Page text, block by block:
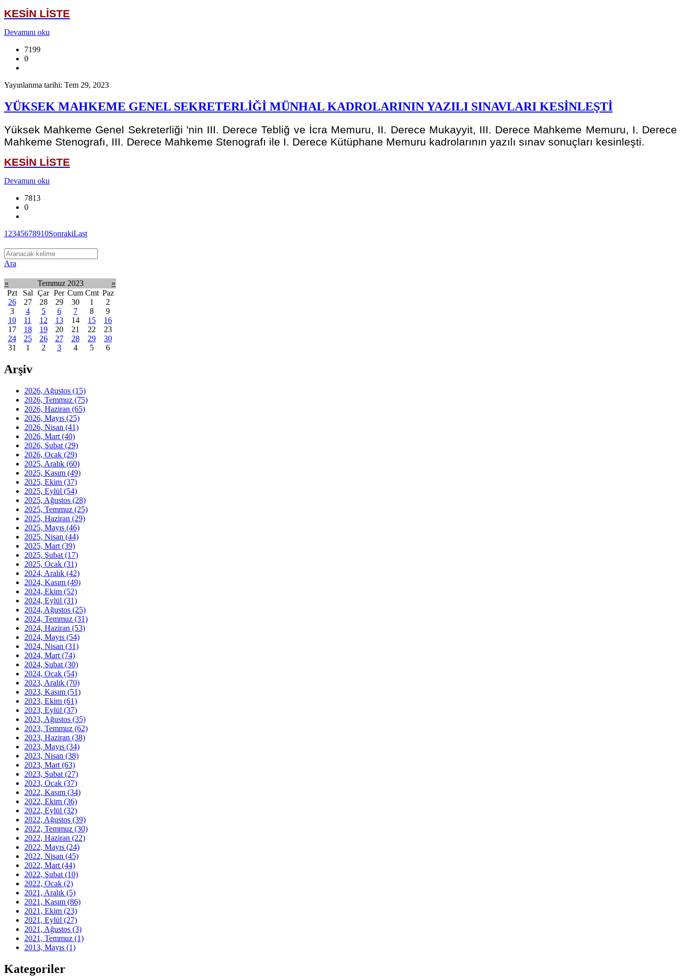
KESİN LİSTE
Devamını oku
7199
0
Yayınlanma tarihi: Tem 29, 2023
YÜKSEK MAHKEME GENEL SEKRETERLİĞİ MÜNHAL KADROLARININ YAZILI SINAVLARI KESİNLEŞTİ
Yüksek Mahkeme Genel Sekreterliği 'nin III. Derece Tebliğ ve İcra Memuru, II. Derece Mukayyit, III. Derece Mahkeme Memuru, I. Derece
Mahkeme Stenografı, III. Derece Mahkeme Stenografı ile I. Derece Kütüphane Memuru kadrolarının yazılı sınav sonuçları kesinleşti.
KESİN LİSTE
Devamını oku
7813
0
1 2345678910SonrakiLast
Ara
« Temmuz 2023
»
Pzt
Sal Çar Per Cum Cmt Paz
26
27 28 29 30 1
2
3
4 5 6 7 8
9
10
11 12 13 14 15
16
17
18 19 20 21 22
23
24
25 26 27 28 29
30
31
1 2 3 4 5 6
Arşiv
2026, Ağustos (15)
2026, Temmuz (75)
2026, Haziran (65)
2026, Mayıs (25)
2026, Nisan (41)
2026, Mart (40)
2026, Şubat (29)
2026, Ocak (29)
2025, Aralık (60)
2025, Kasım (49)
2025, Ekim (37)
2025, Eylül (54)
2025, Ağustos (28)
2025, Temmuz (25)
2025, Haziran (29)
2025, Mayıs (46)
2025, Nisan (44)
2025, Mart (39)
2025, Şubat (17)
2025, Ocak (31)
2024, Aralık (42)
2024, Kasım (49)
2024, Ekim (52)
2024, Eylül (31)
2024, Ağustos (25)
2024, Temmuz (31)
2024, Haziran (53)
2024, Mayıs (54)
2024, Nisan (31)
2024, Mart (74)
2024, Şubat (30)
2024, Ocak (54)
2023, Aralık (70)
2023, Kasım (51)
2023, Ekim (61)
2023, Eylül (37)
2023, Ağustos (35)
2023, Temmuz (62)
2023, Haziran (38)
2023, Mayıs (34)
2023, Nisan (38)
2023, Mart (63)
2023, Şubat (27)
2023, Ocak (37)
2022, Kasım (34)
2022, Ekim (36)
2022, Eylül (32)
2022, Ağustos (39)
2022, Temmuz (30)
2022, Haziran (22)
2022, Mayıs (24)
2022, Nisan (45)
2022, Mart (44)
2022, Şubat (10)
2022, Ocak (2)
2021, Aralık (5)
2021, Kasım (86)
2021, Ekim (23)
2021, Eylül (27)
2021, Ağustos (3)
2021, Temmuz (1)
2013, Mayıs (1)
Kategoriler